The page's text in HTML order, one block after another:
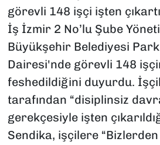
görevli 148 işçi işten
İş İzmir 2 No’lu Şube
Büyükşehir Belediyesi
Dairesi'nde görevli 148
feshedildiğini duyurdu.
tarafından “disiplinsiz
gerekçesiyle işten
Sendika, işçilere